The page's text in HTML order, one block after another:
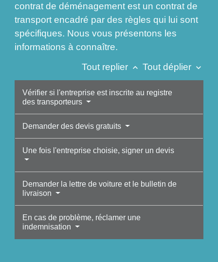
contrat de déménagement est un contrat de
transport encadré par des règles qui lui sont
spécifiques. Nous vous présentons les
informations à connaître.
Tout replier keyboard_arrow_up Tout déplier keyboard_arrow_down
Vérifier si l'entreprise est inscrite au registre
des transporteurs
Demander des devis gratuits
Une fois l'entreprise choisie, signer un devis
Demander la lettre de voiture et le bulletin de
livraison
En cas de problème, réclamer une
indemnisation